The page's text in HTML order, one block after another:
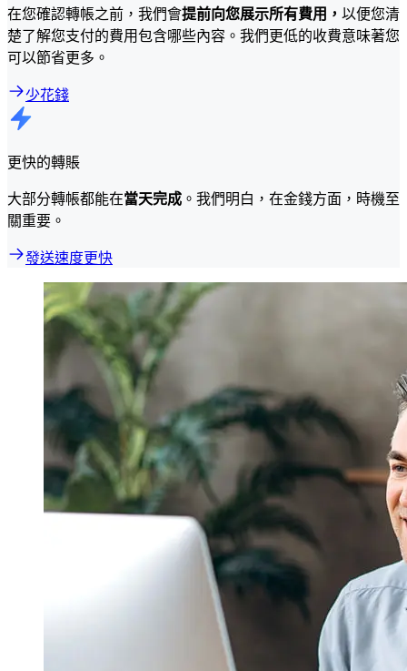
在您確認轉帳之前，我們會提前向您展示所有費用， 以便您清
楚了解您支付的費用包含哪些內容。我們更低的收費意味著您
可以節省更多。
少花錢
更快的轉賬
大部分轉帳都能在當天完成 。我們明白，在金錢方面，時機至
關重要。
發送速度更快